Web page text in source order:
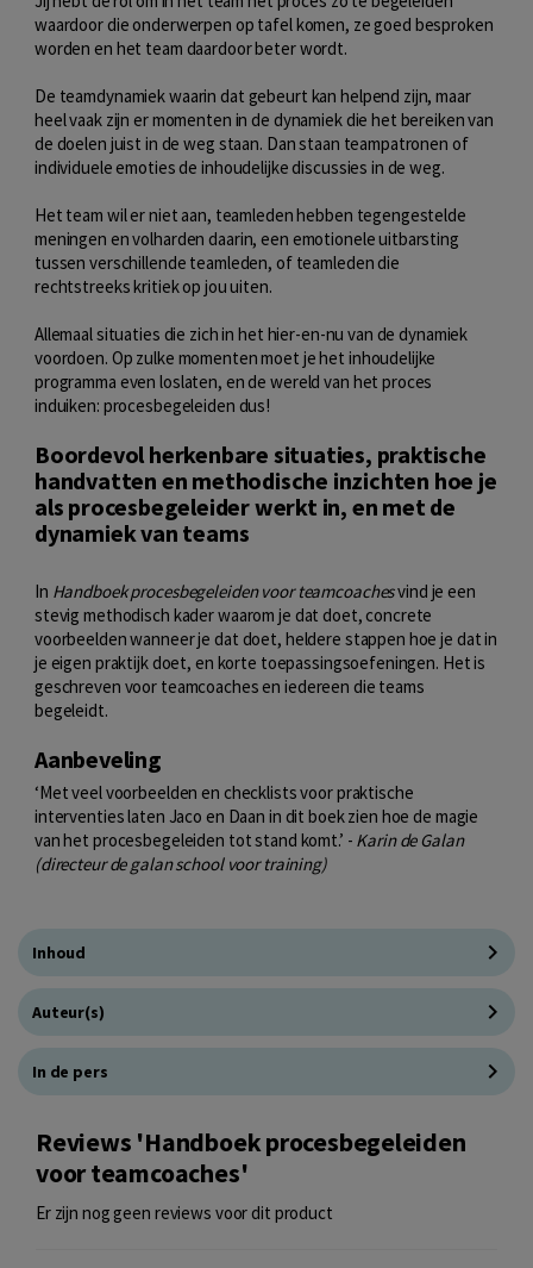
waardoor die onderwerpen op tafel komen, ze goed besproken
worden en het team daardoor beter wordt.
De teamdynamiek waarin dat gebeurt kan helpend zijn, maar
heel vaak zijn er momenten in de dynamiek die het bereiken van
de doelen juist in de weg staan. Dan staan teampatronen of
individuele emoties de inhoudelijke discussies in de weg.
Het team wil er niet aan, teamleden hebben tegengestelde
meningen en volharden daarin, een emotionele uitbarsting
tussen verschillende teamleden, of teamleden die
rechtstreeks kritiek op jou uiten.
Allemaal situaties die zich in het hier-en-nu van de dynamiek
voordoen. Op zulke momenten moet je het inhoudelijke
programma even loslaten, en de wereld van het proces
induiken: procesbegeleiden dus!
Boordevol herkenbare situaties, praktische
handvatten en methodische inzichten hoe je
als procesbegeleider werkt in, en met de
dynamiek van teams
In Handboek procesbegeleiden voor teamcoachesvind je een
stevig methodisch kader waarom je dat doet, concrete
voorbeelden wanneer je dat doet, heldere stappen hoe je dat in
je eigen praktijk doet, en korte toepassingsoefeningen. Het is
geschreven voor teamcoaches en iedereen die teams
begeleidt.
Aanbeveling
‘Met veel voorbeelden en checklists voor praktische
interventies laten Jaco en Daan in dit boek zien hoe de magie
van het procesbegeleiden tot stand komt.’ - Karin de Galan
(directeur de galan school voor training)
Inhoud
Auteur(s)
In de pers
Reviews 'Handboek procesbegeleiden
voor teamcoaches'
Er zijn nog geen reviews voor dit product